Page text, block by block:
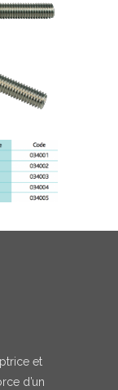
et
d’un